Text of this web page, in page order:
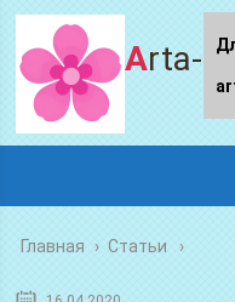
Arta-
Главная › Статьи